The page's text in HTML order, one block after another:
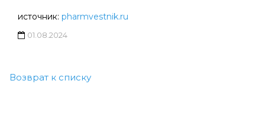
источник: pharmvestnik.ru
01.08.2024
Возврат к списку